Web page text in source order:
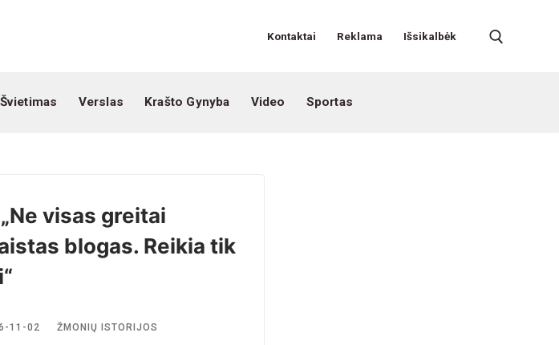
Kontaktai Reklama Išsikalbėk
Švietimas Verslas Krašto Gynyba Video Sportas
visas greitai
blogas. Reikia tik
11-02 ŽMONIŲ ISTORIJOS